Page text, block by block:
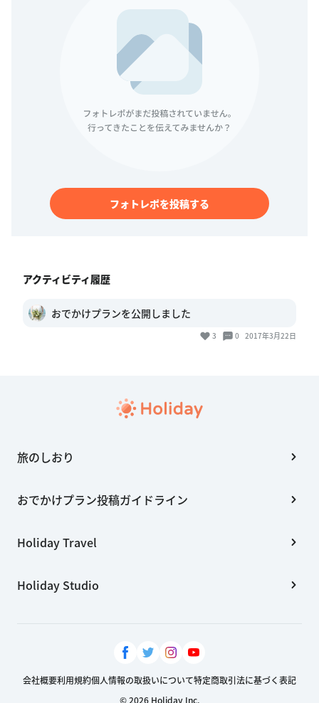
フォトレポを投稿する
アクティビティ履歴
おでかけプランを公開しました
3 0 2017年3月22日
旅のしおり
おでかけプラン投稿ガイドライン
Holiday Travel
Holiday Studio
会社概要利用規約個人情報の取扱いについて特定商取引法に基づく表記
© 2026 Holiday Inc.